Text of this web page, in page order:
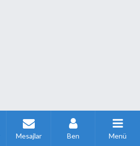
Mesajlar Ben Menü